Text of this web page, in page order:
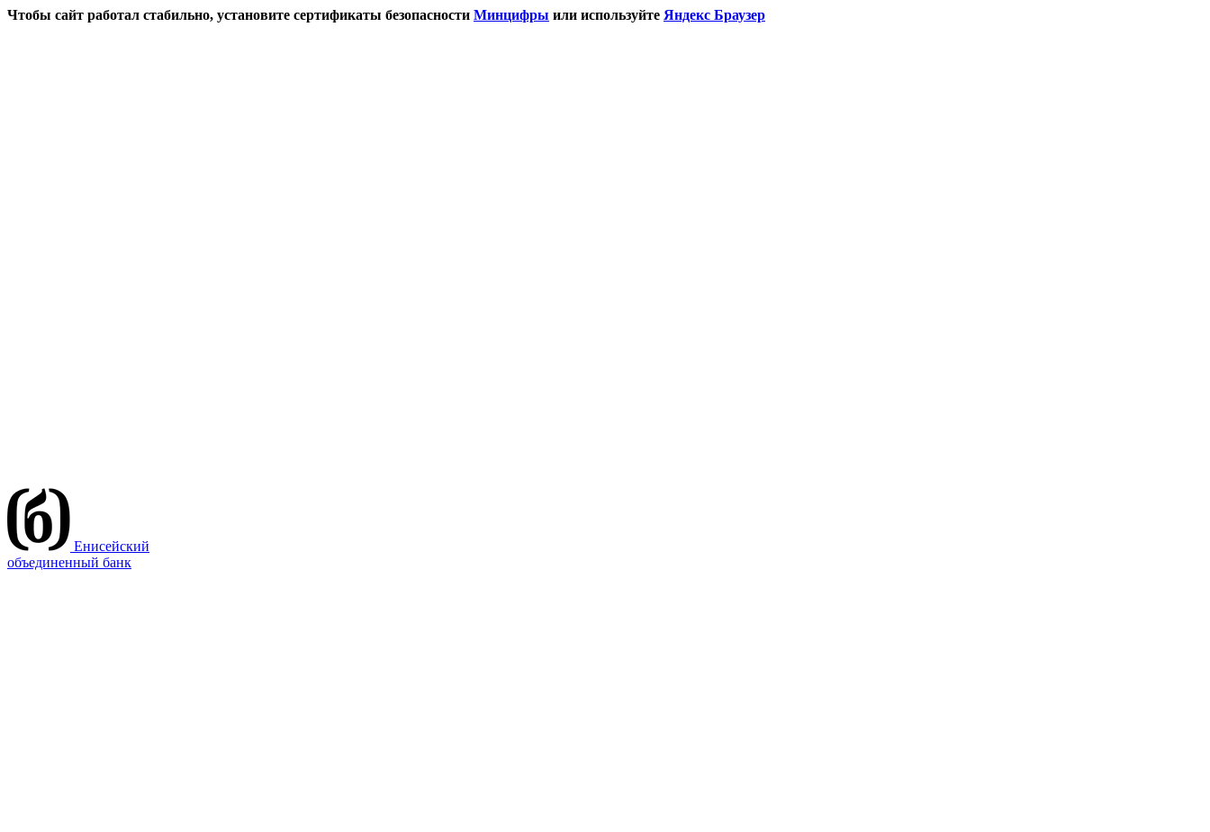
Чтобы сайт работал стабильно, установите сертификаты безопасности Минцифры или используйте Яндекс Браузер
Енисейский
объединенный банк